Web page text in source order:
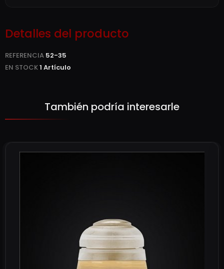
Detalles del producto
REFERENCIA 52-35
EN STOCK1 Artículo
También podría interesarle